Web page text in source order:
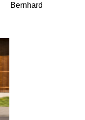
Bernhard